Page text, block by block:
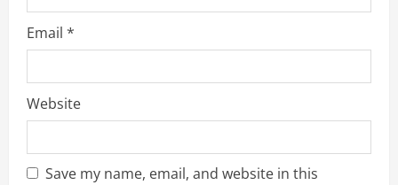
Email *
Website
Save my name, email, and website in this